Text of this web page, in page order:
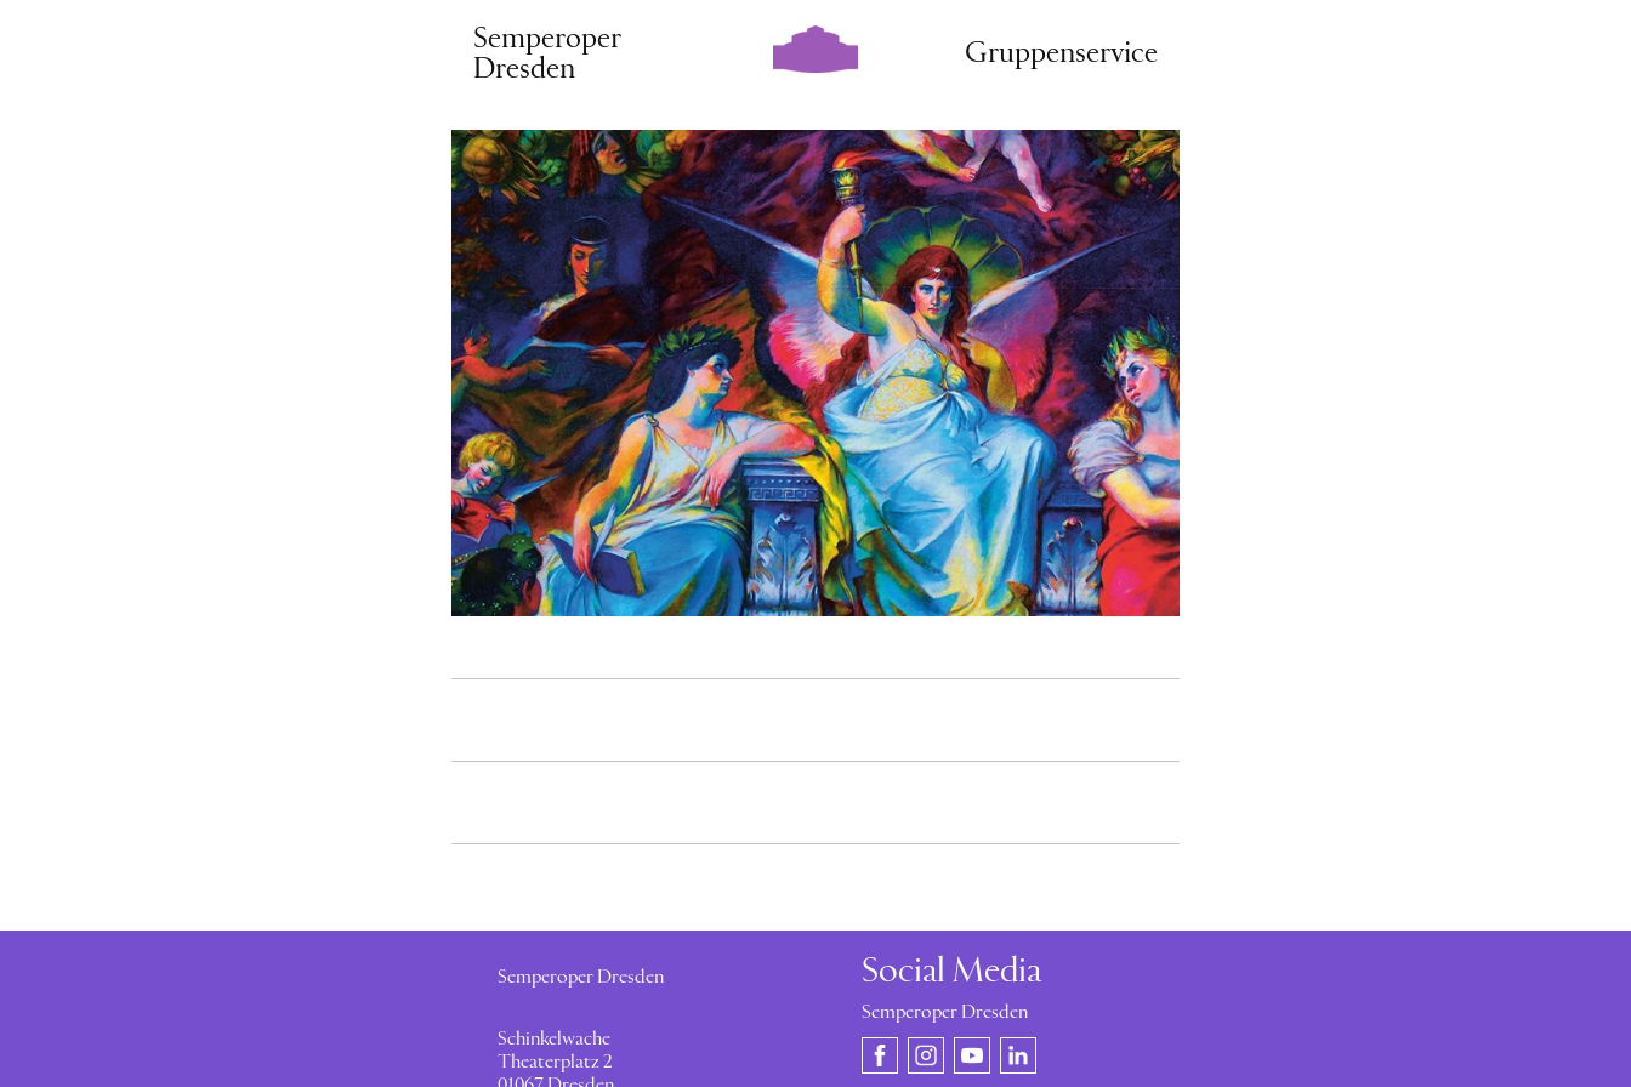
Semperoper
Dresden
Gruppenservice
Semperoper Dresden
Schinkelwache
Theaterplatz 2
Social Media
Semperoper Dresden